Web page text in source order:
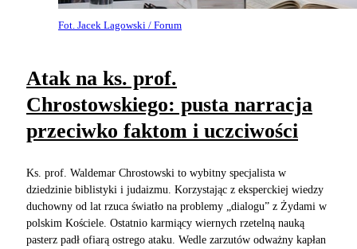
Fot. Jacek Lagowski / Forum
Atak na ks. prof.
Chrostowskiego: pusta narracja
przeciwko faktom i uczciwości
Ks. prof. Waldemar Chrostowski to wybitny specjalista w
dziedzinie biblistyki i judaizmu. Korzystając z eksperckiej wiedzy
duchowny od lat rzuca światło na problemy „dialogu” z Żydami w
polskim Kościele. Ostatnio karmiący wiernych rzetelną nauką
pasterz padł ofiarą ostrego ataku. Wedle zarzutów odważny kapłan